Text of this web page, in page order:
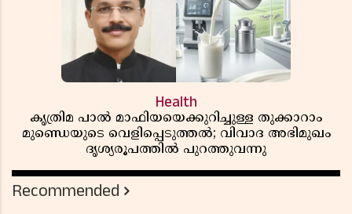
Health
കൃത്രിമ പാൽ മാഫിയയെക്കുറിച്ചുള്ള തുക്കാറാം
മുണ്ഡെയുടെ വെളിപ്പെടുത്തൽ; വിവാദ അഭിമുഖം
ദൃശ്യരൂപത്തിൽ പുറത്തുവന്നു
Recommended